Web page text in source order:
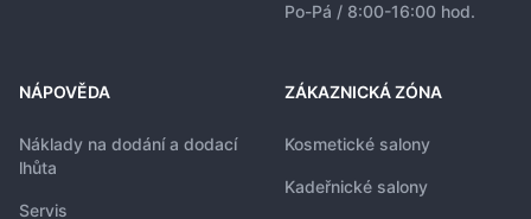
Po-Pá / 8:00-16:00 hod.
NÁPOVĚDA
Náklady na dodání a dodací
lhůta
Servis
ZÁKAZNICKÁ ZÓNA
Kosmetické salony
Kadeřnické salony